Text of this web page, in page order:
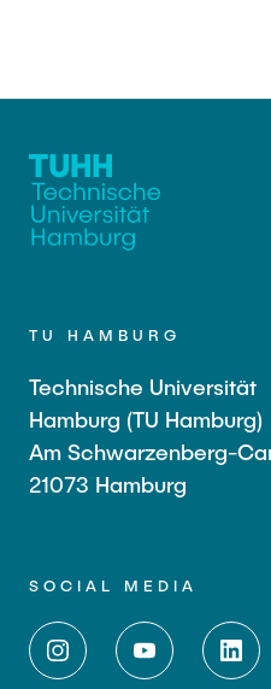
TU HAMBURG
Technische Universität
Hamburg (TU Hamburg)
Am Schwarzenberg-
21073 Hamburg
SOCIAL MEDIA